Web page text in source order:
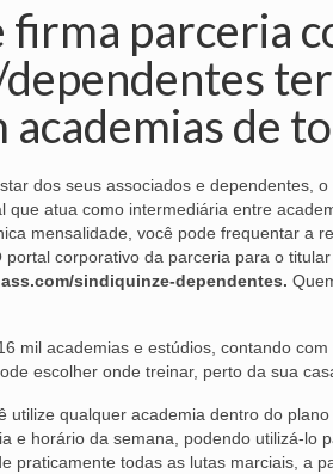
parceria
academias de
dos seus associados e dependentes,
que atua como intermediária entre
mensalidade, você pode frequentar a
portal corporativo da parceria para o
sindiquinze-dependentes.
mil academias e estúdios, contando
escolher onde treinar, perto da sua
utilize qualquer academia dentro do
e horário da semana, podendo utilizá-lo
praticamente todas as lutas marciais, a